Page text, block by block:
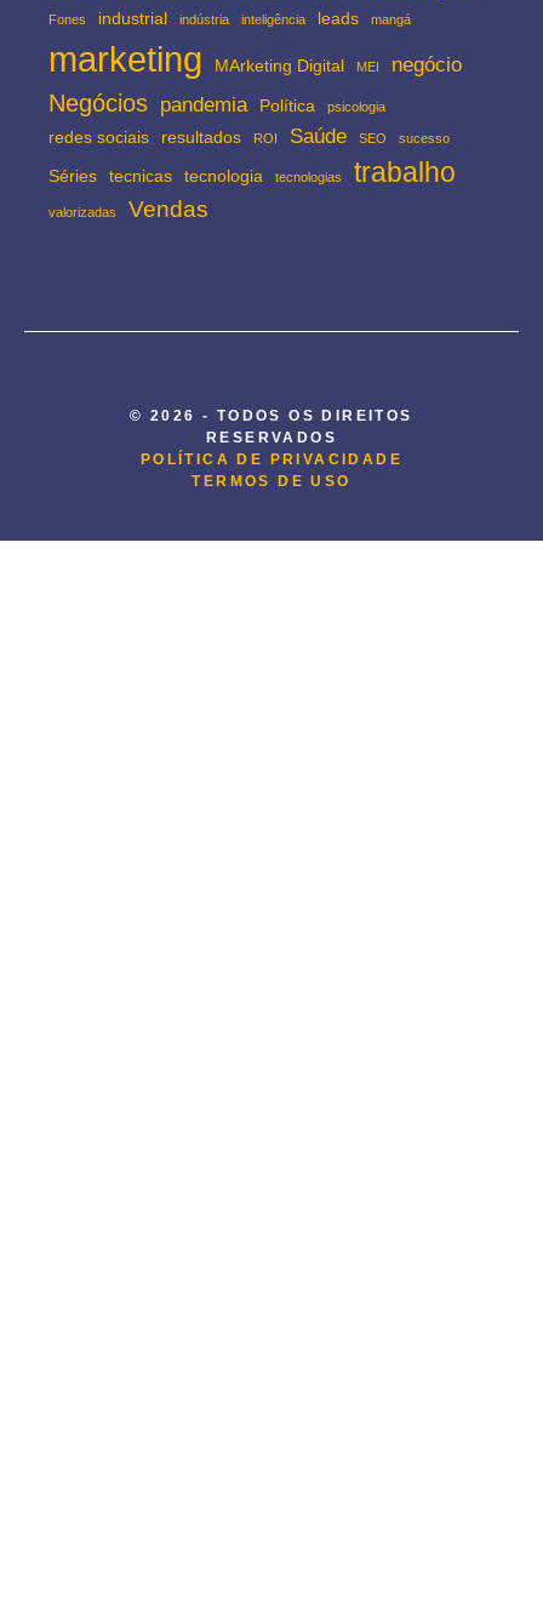
Fones industrial indústria inteligência leads mangá
marketing MArketing Digital MEI negócio
Negócios pandemia Política psicologia
redes sociais resultados ROI Saúde SEO sucesso
Séries tecnicas tecnologia tecnologias trabalho
valorizadas Vendas
© 2026 - TODOS OS DIREITOS
RESERVADOS
POLÍTICA DE PRIVACIDADE
TERMOS DE USO